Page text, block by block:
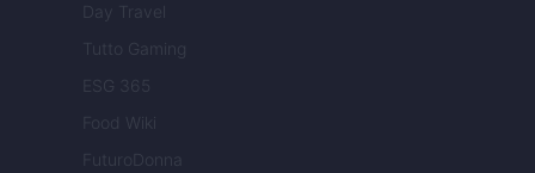
Day Travel
Tutto Gaming
ESG 365
Food Wiki
FuturoDonna